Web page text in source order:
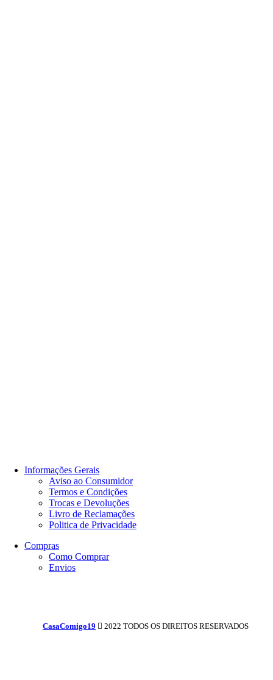
Informações Gerais
Aviso ao Consumidor
Termos e Condições
Trocas e Devoluções
Livro de Reclamações
Politica de Privacidade
Compras
Como Comprar
Envios
CasaComigo19 2022 TODOS OS DIREITOS RESERVADOS